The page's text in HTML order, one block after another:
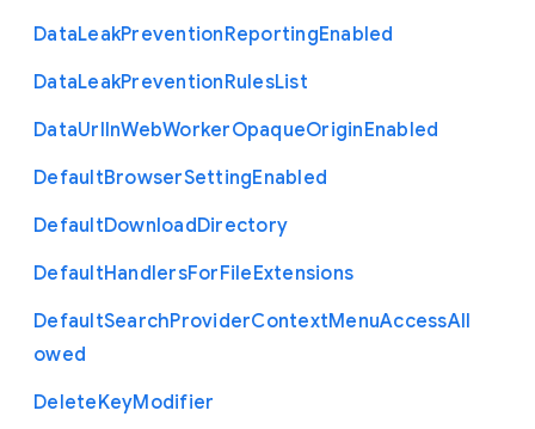
DataLeakPreventionReportingEnabled
DataLeakPreventionRulesList
DataUrlInWebWorkerOpaqueOriginEnabled
DefaultBrowserSettingEnabled
DefaultDownloadDirectory
DefaultHandlersForFileExtensions
DefaultSearchProviderContextMenuAccessAll
owed
DeleteKeyModifier